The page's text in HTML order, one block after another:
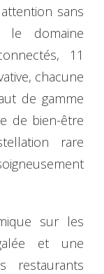
sans
le domaine
11
chacune
de gamme
de bien-être
rare
sur les
et une
restaurants